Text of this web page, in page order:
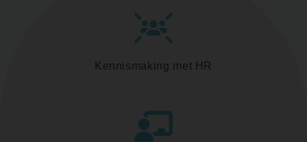
Kennismaking met HR